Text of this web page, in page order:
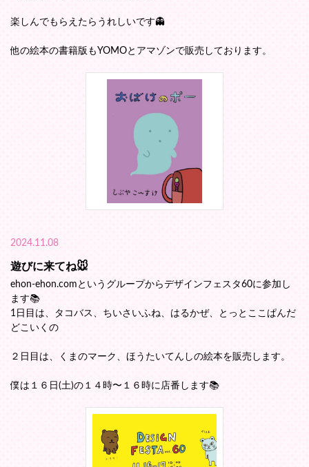
楽しんでもらえたらうれしいです👻
他の絵本の書籍版もYOMOとアマゾンで販売しております。
2024.11.08
遊びに来てね🐭
ehon-ehon.comというグループからデザインフェスタ60に参加し
ます📚️
1日目は、タコバス、ちいさいふね、はるかぜ、とっとここぱんだ
どこいくの
２日目は、くまのマーク、ほうたいてんしの絵本を販売します。
僕は１６日(土)の１４時〜１６時に店番します📚️